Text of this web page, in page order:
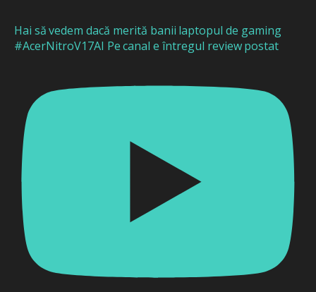
Hai să vedem dacă merită banii laptopul de gaming
#AcerNitroV17AI Pe canal e întregul review postat